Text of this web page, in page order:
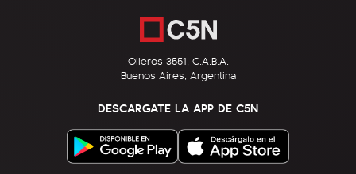
Olleros 3551, C.A.B.A.
Buenos Aires, Argentina
DESCARGATE LA APP DE C5N